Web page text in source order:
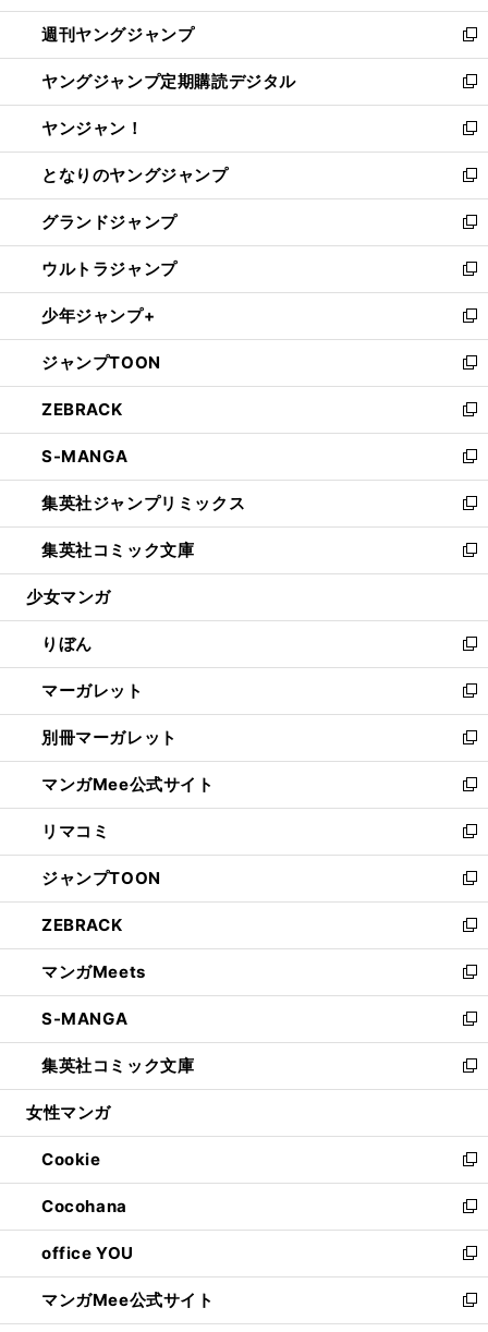
開
く
ウ
で
開
く
ン
ド
ウ
で
開
く
ウ
ィ
ン
ド
ウ
で
開
く
週刊ヤングジャンプ
新
し
い
ウ
ィ
ン
ド
ウ
で
開
く
ヤングジャンプ定期購読デジタル
新
し
い
ウ
ィ
ン
ド
ウ
で
開
く
ヤンジャン！
新
し
い
ウ
ィ
ン
ド
ウ
で
開
く
となりのヤングジャンプ
新
し
い
ウ
ィ
ン
ド
ウ
で
開
く
グランドジャンプ
新
し
い
ウ
ィ
ン
ド
ウ
で
開
く
ウルトラジャンプ
新
し
い
ウ
ィ
ン
ド
ウ
で
開
く
少年ジャンプ+
新
し
い
ウ
ィ
ン
ド
ウ
で
開
く
ジャンプTOON
新
し
い
ウ
ィ
ン
ド
ウ
で
開
ZEBRACK
新
し
い
ウ
ィ
ン
ド
ウ
開
く
S-MANGA
新
し
い
ウ
ィ
ン
ウ
で
開
く
集英社ジャンプリミックス
新
し
い
ウ
ン
ド
ウ
で
開
く
集英社コミック文庫
新
し
ウ
ィ
ン
ド
ウ
で
開
く
少女マンガ
りぼん
新
し
い
ウ
ィ
ン
ド
ウ
で
開
く
マーガレット
新
し
い
ウ
ィ
ン
ド
ウ
で
開
く
別冊マーガレット
新
し
い
ウ
ィ
ン
ド
ウ
で
開
く
マンガMee公式サイト
新
し
い
ウ
ィ
ン
ド
ウ
で
開
く
リマコミ
新
し
い
ウ
ィ
ン
ド
ウ
で
開
く
ジャンプTOON
新
し
い
ウ
ィ
ン
ド
ウ
で
開
ZEBRACK
新
し
い
ウ
ィ
ン
ド
ウ
開
く
マンガMeets
新
し
い
ウ
ィ
ン
ウ
で
開
く
S-MANGA
新
し
い
ウ
ン
ド
ウ
で
開
く
集英社コミック文庫
新
し
ウ
ィ
ン
ド
ウ
で
開
く
女性マンガ
Cookie
新
し
い
ウ
ィ
ン
ド
ウ
Cocohana
新
し
い
ウ
ィ
ン
office YOU
新
し
い
ウ
マンガMee公式サイト
新
し